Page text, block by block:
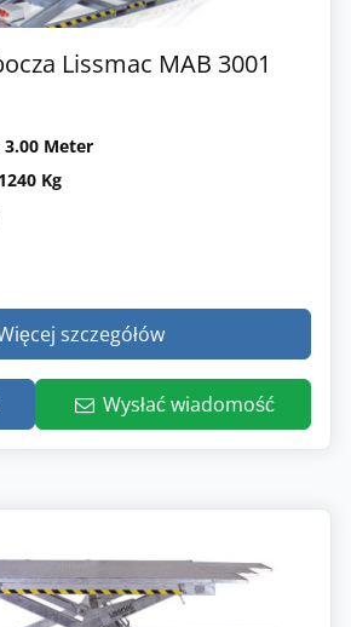
Lissmac MAB 3001
3.00 Meter
1240 Kg
szczegółów
Wysłać wiadomość